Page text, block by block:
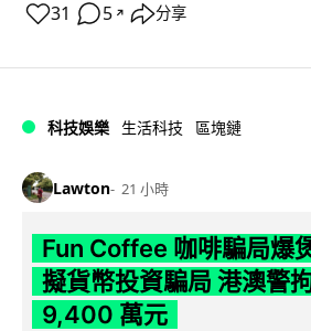
31 5 ↗ 分享
科技娛樂 生活科技 區塊鏈
Lawton 21 小時
Fun Coffee 咖啡騙局爆
擬貨幣投資騙局 港澳警
9,400 萬元